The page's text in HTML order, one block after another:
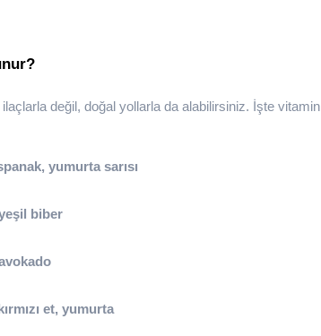
değil, doğal yollarla da alabilirsiniz. İşte vitamin
yumurta sarısı
biber
et, yumurta